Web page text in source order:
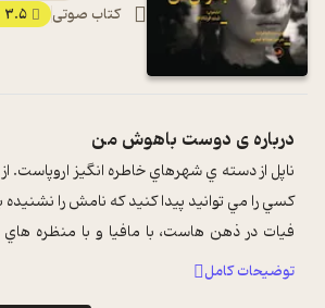
کتاب صوتی 3.5
درباره ی دوست باهوش من
ناپل از دسته ي شهرهاي خاطره انگيز اروپاست.
کسي را مي توانيد پيدا کنيد که نامش را نشنيده
فيات در ذهن هاست، با مافيا و با منظره هاي
...
...
توضیحات کامل